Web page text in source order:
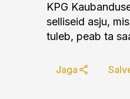
KPG
selliseid asju,
tuleb, peab ta
Jaga